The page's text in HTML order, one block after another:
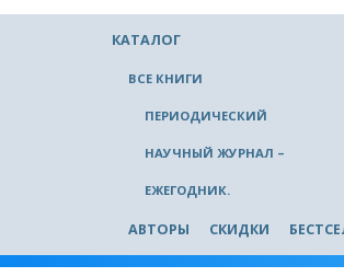
КАТАЛОГ
ВСЕ КНИГИ
ПЕРИОДИЧЕСКИЙ
НАУЧНЫЙ ЖУРНАЛ –
ЕЖЕГОДНИК.
АВТОРЫ СКИДКИ